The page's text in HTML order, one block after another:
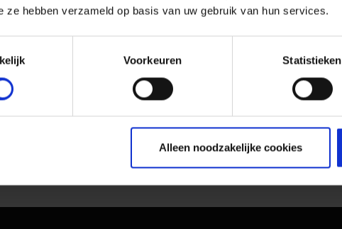
ze hebben verzameld op basis van uw gebruik van hun services.
Voorkeuren Statistieken
Alleen noodzakelijke cookies